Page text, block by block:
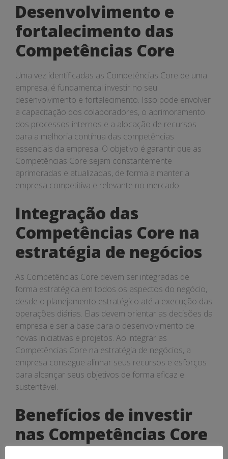
Desenvolvimento e
fortalecimento das
Competências Core
Uma vez identificadas as Competências Core de uma
empresa, é fundamental investir no seu
desenvolvimento e fortalecimento. Isso pode envolver
a capacitação dos colaboradores, o aprimoramento
dos processos internos e a alocação de recursos
para a melhoria contínua das competências
essenciais da empresa. O objetivo é garantir que as
Competências Core sejam constantemente
aprimoradas e atualizadas, de forma a manter a
empresa competitiva e relevante no mercado.
Integração das
Competências Core na
estratégia de negócios
As Competências Core devem ser integradas de
forma estratégica em todos os aspectos do negócio,
desde o planejamento estratégico até a execução das
operações diárias. Elas devem orientar as decisões da
empresa e ser a base para o desenvolvimento de
novas iniciativas e projetos. Ao integrar as
Competências Core na estratégia de negócios, a
empresa consegue alinhar seus recursos e esforços
para alcançar seus objetivos de forma eficaz e
sustentável.
Benefícios de investir
nas Competências Core
de uma empresa